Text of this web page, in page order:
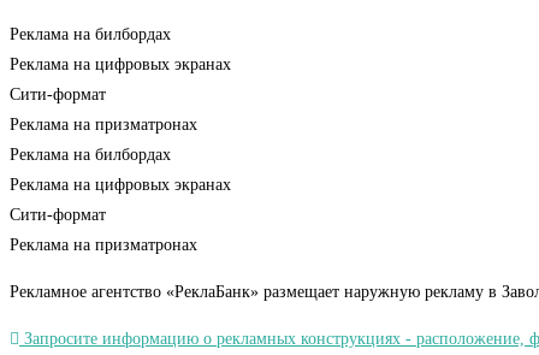
Реклама на билбордах
Реклама на цифровых экранах
Сити-формат
Реклама на призматронах
Реклама на билбордах
Реклама на цифровых экранах
Сити-формат
Реклама на призматронах
Рекламное агентство «РеклаБанк» размещает наружную рекламу в
Запросите информацию о рекламных конструкциях - расположение,